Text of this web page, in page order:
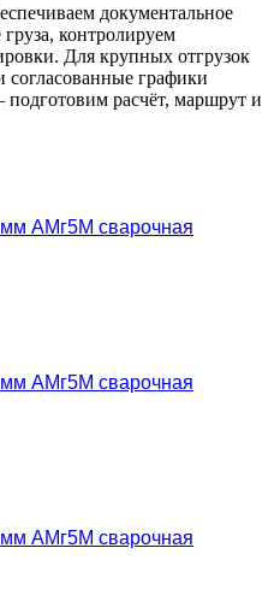
документальное
контролируем
Для крупных отгрузок
согласованные графики
расчёт, маршрут и
АМг5М сварочная
АМг5М сварочная
АМг5М сварочная